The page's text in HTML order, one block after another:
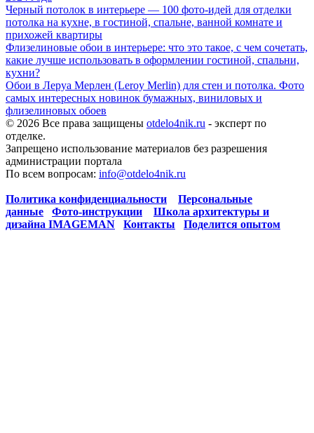
Черный потолок в интерьере — 100 фото-идей для отделки
потолка на кухне, в гостиной, спальне, ванной комнате и
прихожей квартиры
Флизелиновые обои в интерьере: что это такое, с чем сочетать,
какие лучше использовать в оформлении гостиной, спальни,
кухни?
Обои в Леруа Мерлен (Leroy Merlin) для стен и потолка. Фото
самых интересных новинок бумажных, виниловых и
флизелиновых обоев
© 2026 Все права защищены otdelo4nik.ru - эксперт по
отделке.
Запрещено использование материалов без разрешения
администрации портала
По всем вопросам: info@otdelo4nik.ru
Политика конфиденциальности
Персональные
данные
Фото-инструкции
Школа архитектуры и
дизайна IMAGEMAN
Контакты Поделится опытом